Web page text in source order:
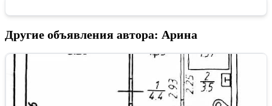
Другие объявления автора: Арина